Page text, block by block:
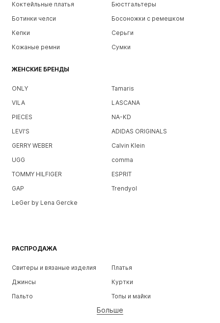
Коктейльные платья
Бюстгальтеры
Ботинки челси
Босоножки с ремешком
Кепки
Серьги
Кожаные ремни
Сумки
ЖЕНСКИЕ БРЕНДЫ
ONLY
Tamaris
VILA
LASCANA
PIECES
NA-KD
LEVI'S
ADIDAS ORIGINALS
GERRY WEBER
Calvin Klein
UGG
comma
TOMMY HILFIGER
ESPRIT
GAP
Trendyol
LeGer by Lena Gercke
РАСПРОДАЖА
Свитеры и вязаные изделия
Платья
Джинсы
Куртки
Пальто
Топы и майки
Белье
Больше